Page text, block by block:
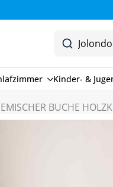
Kinder- &
BUCHE